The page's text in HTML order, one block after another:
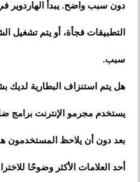
دون سبب واضح. يبدأ الهاردوير
التطبيقات فجأة، أو يتم تشغيل
سبب.
هل يتم استنزاف البطارية لديك
يستخدم مجرمو الإنترنت برامج
بعد دون أن يلاحظ المستخدمون
أحد العلامات الأكثر وضوحًا